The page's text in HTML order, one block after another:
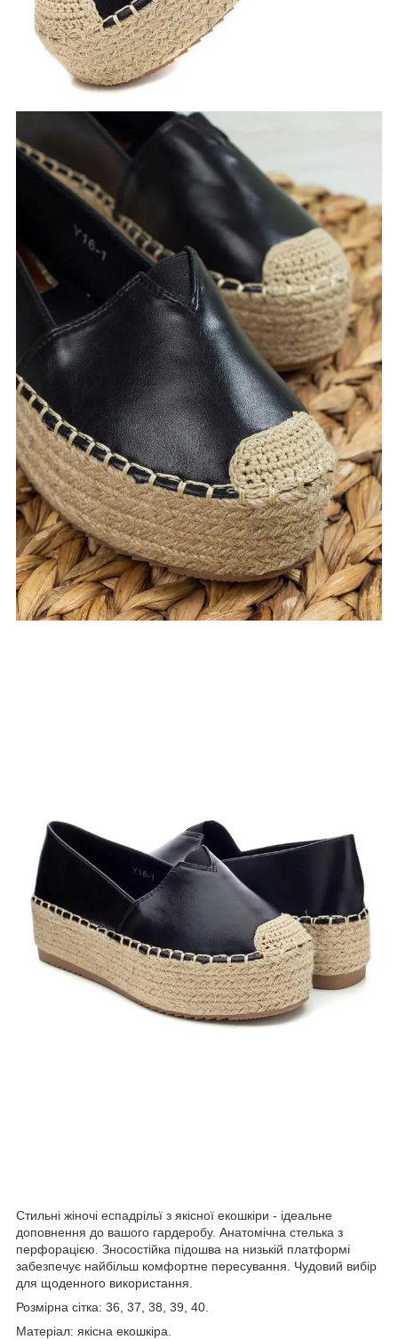
Стильні жіночі еспадрільї з якісної екошкіри - ідеальне
доповнення до вашого гардеробу. Анатомічна стелька з
перфорацією. Зносостійка підошва на низькій платформі
забезпечує найбільш комфортне пересування. Чудовий вибір
для щоденного використання.
Розмірна сітка: 36, 37, 38, 39, 40.
Матеріал: якісна екошкіра.